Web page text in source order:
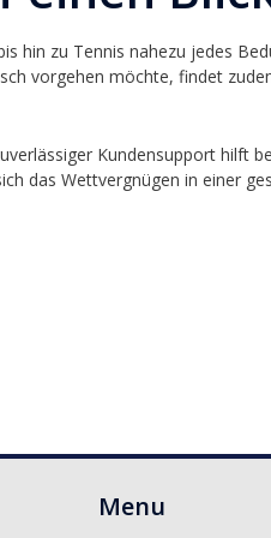
hin zu Tennis nahezu jedes
vorgehen möchte, findet
Kundensupport hilft
das Wettvergnügen in einer
Menu